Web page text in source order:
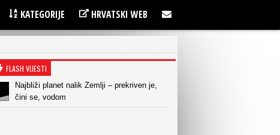
KATEGORIJE HRVATSKI WEB
FLASH VIJESTI
Najbliži planet nalik Zemlji – prekriven je,
čini se, vodom